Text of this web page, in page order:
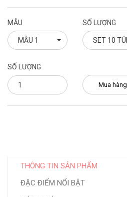
MẪU
MẪU 1
SỐ LƯỢNG
SET 10 TÚI
SỐ LƯỢNG
Mua hàng
THÔNG TIN SẢN PHẨM
ĐẶC ĐIỂM NỔI BẬT